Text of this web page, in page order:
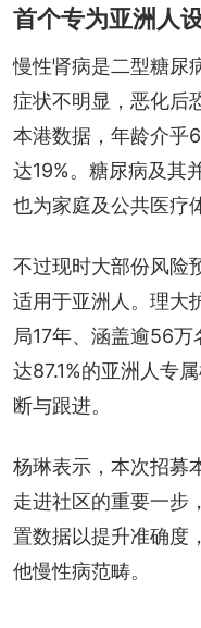
首个专为亚洲人
慢性肾病是二型糖尿
症状不明显，恶化后
本港数据，年龄介乎
达19%。糖尿病及其
也为家庭及公共医疗
不过现时大部份风险
适用于亚洲人。理大
局17年、涵盖逾56
达87.1%的亚洲人专
断与跟进。
杨琳表示，本次招募
走进社区的重要一步
置数据以提升准确度
他慢性病范畴。